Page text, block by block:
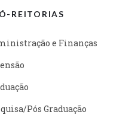
REITORIAS
e Finanças
Pós Graduação